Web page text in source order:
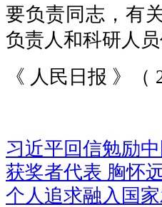
要负责同志，有
负责人和科研人
《 人民日报 》（
习近平回信勉励
获奖者代表 胸怀
个人追求融入国